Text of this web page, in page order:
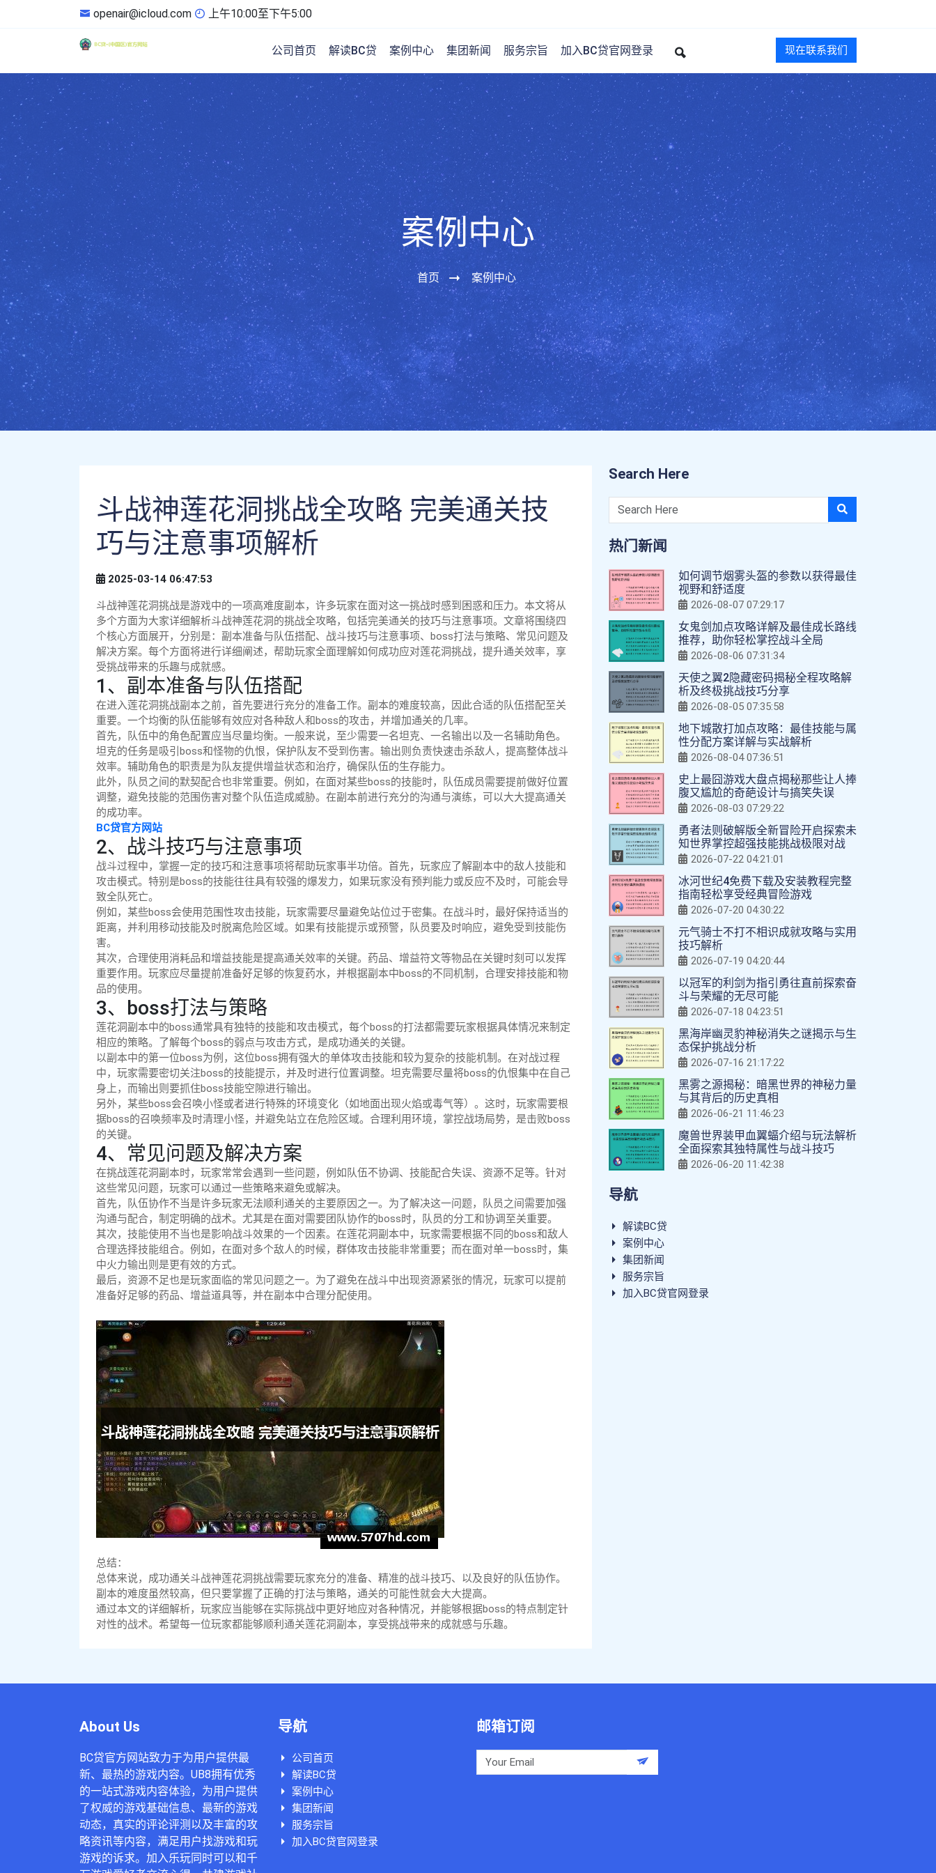
openair@icloud.com 上午10:00至下午5:00
公司首页 解读BC贷 案例中心 集团新闻 服务宗旨 加入BC贷官网登录 现在联系我们
案例中心
首页 案例中心
斗战神莲花洞挑战全攻略 完美通关技
巧与注意事项解析
2025-03-14 06:47:53
斗战神莲花洞挑战是游戏中的一项高难度副本，许多玩家在面对这一挑战时感到困惑和压力。本文将从
多个方面为大家详细解析斗战神莲花洞的挑战全攻略，包括完美通关的技巧与注意事项。文章将围绕四
个核心方面展开，分别是：副本准备与队伍搭配、战斗技巧与注意事项、boss打法与策略、常见问题及
解决方案。每个方面将进行详细阐述，帮助玩家全面理解如何成功应对莲花洞挑战，提升通关效率，享
受挑战带来的乐趣与成就感。
1、副本准备与队伍搭配
在进入莲花洞挑战副本之前，首先要进行充分的准备工作。副本的难度较高，因此合适的队伍搭配至关
重要。一个均衡的队伍能够有效应对各种敌人和boss的攻击，并增加通关的几率。
首先，队伍中的角色配置应当尽量均衡。一般来说，至少需要一名坦克、一名输出以及一名辅助角色。
坦克的任务是吸引boss和怪物的仇恨，保护队友不受到伤害。输出则负责快速击杀敌人，提高整体战斗
效率。辅助角色的职责是为队友提供增益状态和治疗，确保队伍的生存能力。
此外，队员之间的默契配合也非常重要。例如，在面对某些boss的技能时，队伍成员需要提前做好位置
调整，避免技能的范围伤害对整个队伍造成威胁。在副本前进行充分的沟通与演练，可以大大提高通关
的成功率。
BC贷官方网站
2、战斗技巧与注意事项
战斗过程中，掌握一定的技巧和注意事项将帮助玩家事半功倍。首先，玩家应了解副本中的敌人技能和
攻击模式。特别是boss的技能往往具有较强的爆发力，如果玩家没有预判能力或反应不及时，可能会导
致全队死亡。
例如，某些boss会使用范围性攻击技能，玩家需要尽量避免站位过于密集。在战斗时，最好保持适当的
距离，并利用移动技能及时脱离危险区域。如果有技能提示或预警，队员要及时响应，避免受到技能伤
害。
其次，合理使用消耗品和增益技能是提高通关效率的关键。药品、增益符文等物品在关键时刻可以发挥
重要作用。玩家应尽量提前准备好足够的恢复药水，并根据副本中boss的不同机制，合理安排技能和物
品的使用。
3、boss打法与策略
莲花洞副本中的boss通常具有独特的技能和攻击模式，每个boss的打法都需要玩家根据具体情况来制定
相应的策略。了解每个boss的弱点与攻击方式，是成功通关的关键。
以副本中的第一位boss为例，这位boss拥有强大的单体攻击技能和较为复杂的技能机制。在对战过程
中，玩家需要密切关注boss的技能提示，并及时进行位置调整。坦克需要尽量将boss的仇恨集中在自己
身上，而输出则要抓住boss技能空隙进行输出。
另外，某些boss会召唤小怪或者进行特殊的环境变化（如地面出现火焰或毒气等）。这时，玩家需要根
据boss的召唤频率及时清理小怪，并避免站立在危险区域。合理利用环境，掌控战场局势，是击败boss
的关键。
4、常见问题及解决方案
在挑战莲花洞副本时，玩家常常会遇到一些问题，例如队伍不协调、技能配合失误、资源不足等。针对
这些常见问题，玩家可以通过一些策略来避免或解决。
首先，队伍协作不当是许多玩家无法顺利通关的主要原因之一。为了解决这一问题，队员之间需要加强
沟通与配合，制定明确的战术。尤其是在面对需要团队协作的boss时，队员的分工和协调至关重要。
其次，技能使用不当也是影响战斗效果的一个因素。在莲花洞副本中，玩家需要根据不同的boss和敌人
合理选择技能组合。例如，在面对多个敌人的时候，群体攻击技能非常重要；而在面对单一boss时，集
中火力输出则是更有效的方式。
最后，资源不足也是玩家面临的常见问题之一。为了避免在战斗中出现资源紧张的情况，玩家可以提前
准备好足够的药品、增益道具等，并在副本中合理分配使用。
总结：
总体来说，成功通关斗战神莲花洞挑战需要玩家充分的准备、精准的战斗技巧、以及良好的队伍协作。
副本的难度虽然较高，但只要掌握了正确的打法与策略，通关的可能性就会大大提高。
通过本文的详细解析，玩家应当能够在实际挑战中更好地应对各种情况，并能够根据boss的特点制定针
对性的战术。希望每一位玩家都能够顺利通关莲花洞副本，享受挑战带来的成就感与乐趣。
Search Here
热门新闻
如何调节烟雾头盔的参数以获得最佳
视野和舒适度
2026-08-07 07:29:17
女鬼剑加点攻略详解及最佳成长路线
推荐，助你轻松掌控战斗全局
2026-08-06 07:31:34
天使之翼2隐藏密码揭秘全程攻略解
析及终极挑战技巧分享
2026-08-05 07:35:58
地下城散打加点攻略：最佳技能与属
性分配方案详解与实战解析
2026-08-04 07:36:51
史上最囧游戏大盘点揭秘那些让人捧
腹又尴尬的奇葩设计与搞笑失误
2026-08-03 07:29:22
勇者法则破解版全新冒险开启探索未
知世界掌控超强技能挑战极限对战
2026-07-22 04:21:01
冰河世纪4免费下载及安装教程完整
指南轻松享受经典冒险游戏
2026-07-20 04:30:22
元气骑士不打不相识成就攻略与实用
技巧解析
2026-07-19 04:20:44
以冠军的利剑为指引勇往直前探索奋
斗与荣耀的无尽可能
2026-07-18 04:23:51
黑海岸幽灵豹神秘消失之谜揭示与生
态保护挑战分析
2026-07-16 21:17:22
黑雾之源揭秘：暗黑世界的神秘力量
与其背后的历史真相
2026-06-21 11:46:23
魔兽世界装甲血翼蝠介绍与玩法解析
全面探索其独特属性与战斗技巧
2026-06-20 11:42:38
导航
解读BC贷
案例中心
集团新闻
服务宗旨
加入BC贷官网登录
About Us
BC贷官方网站致力于为用户提供最
新、最热的游戏内容。UB8拥有优秀
的一站式游戏内容体验，为用户提供
了权威的游戏基础信息、最新的游戏
动态，真实的评论评测以及丰富的攻
略资讯等内容，满足用户找游戏和玩
游戏的诉求。加入乐玩同时可以和千
导航
公司首页
解读BC贷
案例中心
集团新闻
服务宗旨
加入BC贷官网登录
邮箱订阅